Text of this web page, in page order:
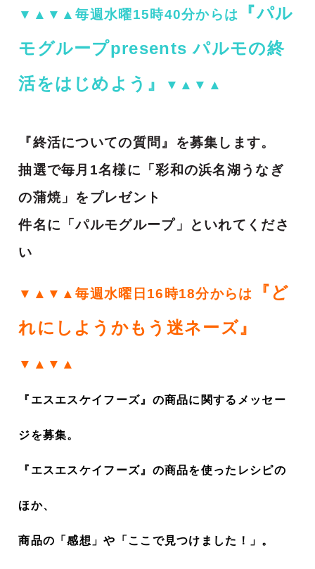
▼▲▼▲毎週水曜15時40分からは
『パル
モグループpresents パルモの終
活をはじめよう』
▼▲▼▲
『終活についての質問』を募集します。
抽選で毎月1名様に「彩和の浜名湖うなぎ
の蒲焼」をプレゼント
件名に「パルモグループ」といれてくださ
い
▼▲▼▲毎週水曜日16時18分からは
『ど
れにしようかもう迷ネーズ』
▼▲▼▲
『エスエスケイフーズ』の商品に関するメッセー
ジを募集。
『エスエスケイフーズ』の商品を使ったレシピの
ほか、
商品の「感想」や「ここで見つけました！」。